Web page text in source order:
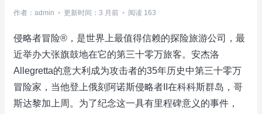
作者：admin • 更新时间：3 月前 • 阅读 163
侵略者冒险®，是世界上最值得信赖的探险旅游公司，最
近举办大张旗鼓地在它的第三十零万旅客。安杰洛
Allegretta的意大利成为攻击者的35年历史中第三十零万
冒险家，当他登上俄刻阿诺斯侵略者II在科科斯群岛，哥
斯达黎加上周。为了纪念这一具有里程碑意义的事件，